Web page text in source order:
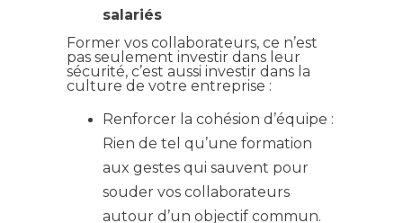
salariés
Former vos collaborateurs, ce n’est
pas seulement investir dans leur
sécurité, c’est aussi investir dans la
culture de votre entreprise :
Renforcer la cohésion d’équipe :
Rien de tel qu’une formation
aux gestes qui sauvent pour
souder vos collaborateurs
autour d’un objectif commun.